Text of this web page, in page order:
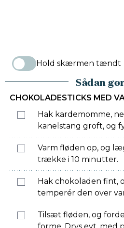
Hold skærmen tændt
Sådan
CHOKOLADESTICKS MED
Hak kardemomme,
kanelstang groft, og
Varm fløden op, og
trække i 10 minutter.
Hak chokoladen fint,
temperér den over
Tilsæt fløden, og